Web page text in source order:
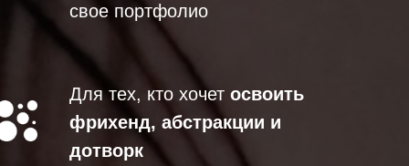
свое портфолио
Для тех, кто хочетосвоить
фрихенд, абстракции и
дотворк